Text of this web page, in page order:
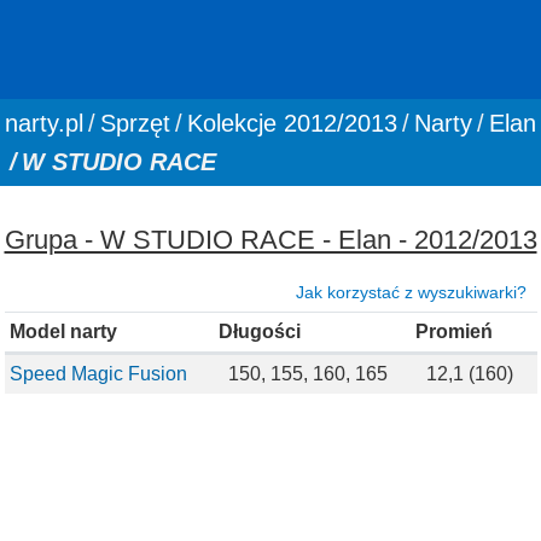
You are here:
narty.pl Sprzęt Kolekcje 2012/2013 Narty
Elan
W STUDIO RACE
Grupa - W STUDIO RACE - Elan - 2012/2013
Jak korzystać z wyszukiwarki?
Model narty Długości Promień
Speed Magic Fusion 150, 155, 160, 165 12,1 (160)